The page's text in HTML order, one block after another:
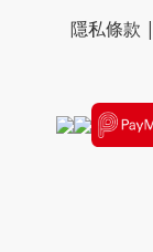
隱私條款 |